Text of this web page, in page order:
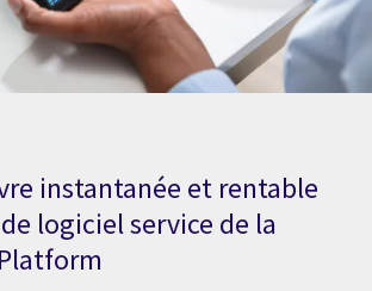
instantanée et rentable
logiciel service de la